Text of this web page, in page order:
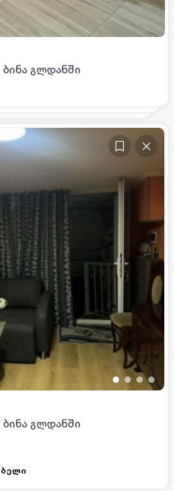
ბინა გლდანში
• •••
ბინა გლდანში